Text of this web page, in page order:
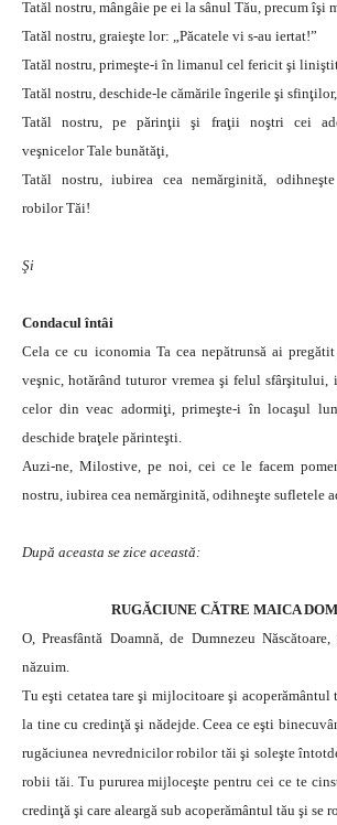
Tatăl nostru, mângâie pe ei la sânul Tău, precum îşi
Tatăl nostru, graieşte lor: „Păcatele vi s-au iertat!”
Tatăl nostru, primeşte-i în limanul cel fericit şi
Tatăl nostru, deschide-le cămările îngerile şi sfinţilor,
Tatăl nostru, pe părinţii şi fraţii noştri cei
veşnicelor Tale bunătăţi,
Tatăl nostru, iubirea cea nemărginită,
robilor Tăi!
Şi
Condacul întâi
Cela ce cu iconomia Ta cea nepătrunsă ai
veşnic, hotărând tuturor vremea şi felul sfârşitului,
celor din veac adormiţi, primeşte-i în locaşul
deschide braţele părinteşti.
Auzi-ne, Milostive, pe noi, cei ce le facem
nostru, iubirea cea nemărginită, odihneşte sufletele
După aceasta se zice această:
RUGĂCIUNE CĂTRE MAICA
O, Preasfântă Doamnă, de Dumnezeu
năzuim.
Tu eşti cetatea tare şi mijlocitoare şi acoperământul
la tine cu credinţă şi nădejde. Ceea ce eşti
rugăciunea nevrednicilor robilor tăi şi soleşte
robii tăi. Tu pururea mijloceşte pentru cei ce te
credinţă şi care aleargă sub acoperământul tău şi se